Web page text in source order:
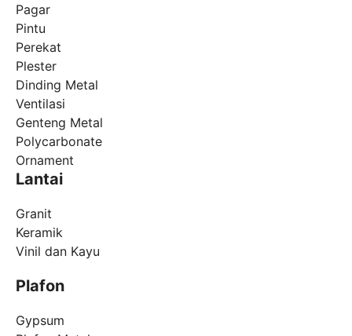
Pagar
Pintu
Perekat
Plester
Dinding Metal
Ventilasi
Genteng Metal
Polycarbonate
Ornament
Lantai
Granit
Keramik
Vinil dan Kayu
Plafon
Gypsum